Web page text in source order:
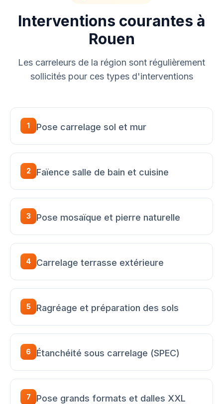
Interventions courantes à
Rouen
Les carreleurs de la région sont régulièrement
sollicités pour ces types d'interventions
1 Pose carrelage sol et mur
2 Faïence salle de bain et cuisine
3 Pose mosaïque et pierre naturelle
4 Carrelage terrasse extérieure
5 Ragréage et préparation des sols
6 Étanchéité sous carrelage (SPEC)
7 Pose grands formats et dalles XXL